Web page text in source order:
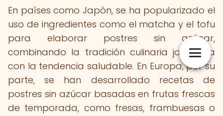
En países como Japón, se ha popularizado el
uso de ingredientes como el matcha y el tofu
para elaborar postres sin azúcar,
combinando la tradición culinaria japonesa
con la tendencia saludable. En Europa, por su
parte, se han desarrollado recetas de
postres sin azúcar basadas en frutas frescas
de temporada, como fresas, frambuesas o